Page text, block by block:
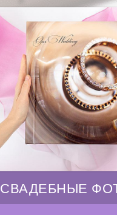
СВАДЕБНЫЕ